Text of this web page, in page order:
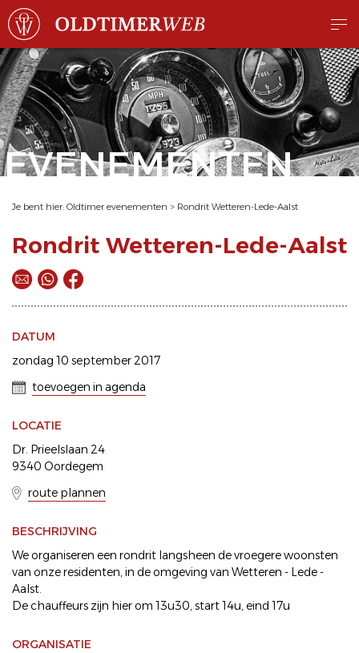
EVENEMENTEN
Je bent hier: Oldtimer evenementen > Rondrit Wetteren-Lede-Aalst
Rondrit Wetteren-Lede-Aalst
DATUM
zondag 10 september 2017
toevoegen in agenda
LOCATIE
Dr. Prieelslaan 24
9340 Oordegem
route plannen
BESCHRIJVING
We organiseren een rondrit langsheen de vroegere woonsten
van onze residenten, in de omgeving van Wetteren - Lede -
Aalst.
De chauffeurs zijn hier om 13u30, start 14u, eind 17u
ORGANISATIE